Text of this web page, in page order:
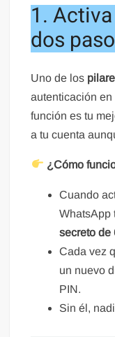
1.
dos
Uno de los
autenticación
función es tu
a tu cuenta
¿Cómo
Cuando
WhatsApp
secreto de
Cada vez
un nuevo
PIN.
Sin él,